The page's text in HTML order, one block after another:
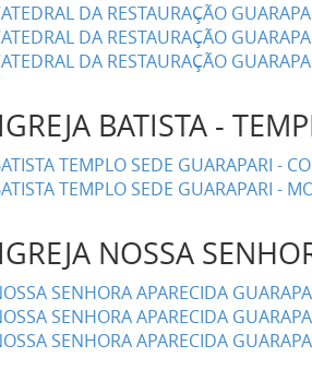
DA RESTAURAÇÃO
DA RESTAURAÇÃO
DA RESTAURAÇÃO
BATISTA -
TEMPLO SEDE GUARAPARI -
TEMPLO SEDE GUARAPARI -
NOSSA
SENHORA APARECIDA
SENHORA APARECIDA
SENHORA APARECIDA